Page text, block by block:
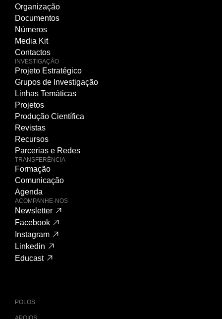
Organização
Documentos
Números
Media Kit
Contactos
INVESTIGAÇÃO
Projeto Estratégico
Grupos de Investigação
Linhas Temáticas
Projetos
Produção Científica
Revistas
Recursos
Parcerias e Redes
TRANSFERÊNCIA
Formação
Comunicação
Agenda
ACOMPANHE-NOS
Newsletter
Facebook
Instagram
Linkedin
Educast
POLOS